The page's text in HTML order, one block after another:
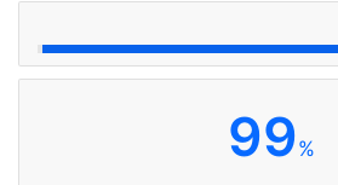
99%